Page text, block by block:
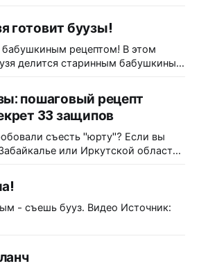
запреты
готовит буузы!
рецептом! В этом
делится старинным бабушкиным
вам легко повторить этот
с кулак, внутри которого
Если нет, то вы многое
пошаговый рецепт
33 защипов
съесть "юрту"? Если вы
или Иркутской области,
позы) — это не просто
Это настоящий гастрономический
и тест на мастерство для
бууз. Видео Источник: